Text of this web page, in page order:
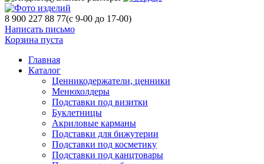
8 900 227 88 77(с 9-00 до 17-00)
Написать письмо
Корзина пуста
Главная
Каталог
Ценникодержатели, ценники
Менюхолдеры
Подставки под визитки
Буклетницы
Акриловые карманы
Подставки для бижутерии
Подставки под косметику
Подставки под канцтовары